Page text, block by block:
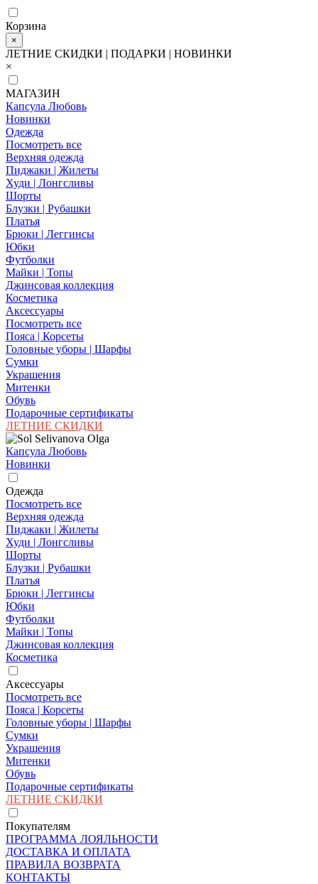
Корзина
×
ЛЕТНИЕ СКИДКИ | ПОДАРКИ | НОВИНКИ
×
МАГАЗИН
Капсула Любовь
Новинки
Одежда
Посмотреть все
Верхняя одежда
Пиджаки | Жилеты
Худи | Лонгсливы
Шорты
Блузки | Рубашки
Платья
Брюки | Леггинсы
Юбки
Футболки
Майки | Топы
Джинсовая коллекция
Косметика
Аксессуары
Посмотреть все
Пояса | Корсеты
Головные уборы | Шарфы
Сумки
Украшения
Митенки
Обувь
Подарочные сертификаты
ЛЕТНИЕ СКИДКИ
Капсула Любовь
Новинки
Одежда
Посмотреть все
Верхняя одежда
Пиджаки | Жилеты
Худи | Лонгсливы
Шорты
Блузки | Рубашки
Платья
Брюки | Леггинсы
Юбки
Футболки
Майки | Топы
Джинсовая коллекция
Косметика
Аксессуары
Посмотреть все
Пояса | Корсеты
Головные уборы | Шарфы
Сумки
Украшения
Митенки
Обувь
Подарочные сертификаты
ЛЕТНИЕ СКИДКИ
Покупателям
ПРОГРАММА ЛОЯЛЬНОСТИ
ДОСТАВКА И ОПЛАТА
ПРАВИЛА ВОЗВРАТА
КОНТАКТЫ